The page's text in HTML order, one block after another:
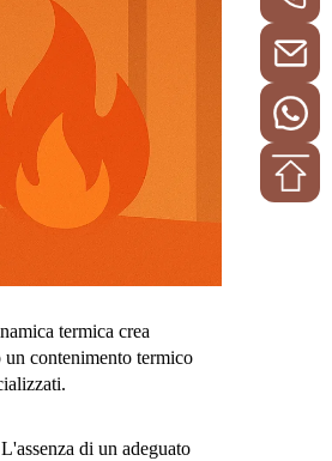
termica crea
contenimento termico
di un adeguato